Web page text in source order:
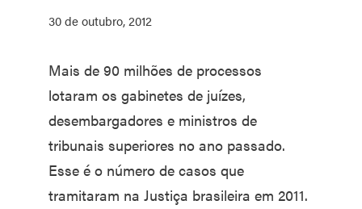
30 de outubro, 2012
Mais de 90 milhões de processos
lotaram os gabinetes de juízes,
desembargadores e ministros de
tribunais superiores no ano passado.
Esse é o número de casos que
tramitaram na Justiça brasileira em 2011.